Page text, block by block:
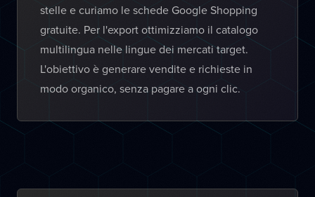
stelle e curiamo le schede Google Shopping
gratuite. Per l'export ottimizziamo il catalogo
multilingua nelle lingue dei mercati target.
L'obiettivo è generare vendite e richieste in
modo organico, senza pagare a ogni clic.